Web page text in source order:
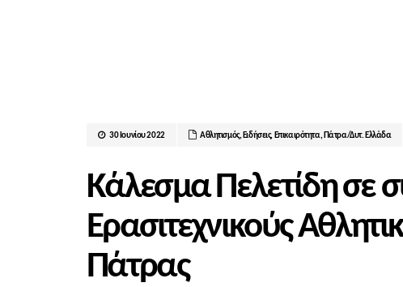
30 Ιουνίου 2022 Αθλητισμός,Ειδήσεις,Επικαιρότητα,Πάτρα/Δυτ. Ελλάδα
Κάλεσμα Πελετίδη σε
Ερασιτεχνικούς
Πάτρας